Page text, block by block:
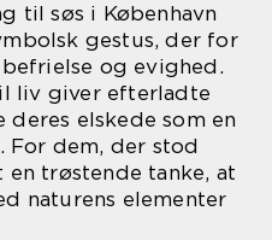
til søs i København
gestus, der for
og evighed.
liv giver efterladte
elskede som en
For dem, der stod
trøstende tanke, at
naturens elementer